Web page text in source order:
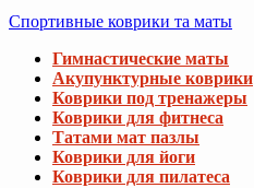
Спортивные коврики та маты
Гимнастические маты
Акупунктурные коврики
Коврики под тренажеры
Коврики для фитнеса
Татами мат пазлы
Коврики для йоги
Коврики для пилатеса